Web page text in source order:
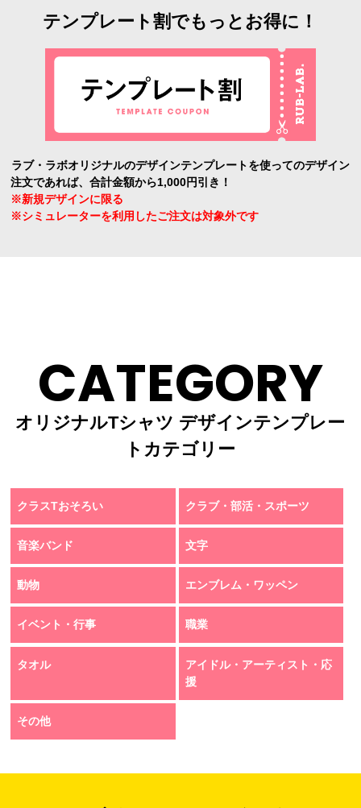
テンプレート割でもっとお得に！
ラブ・ラボオリジナルのデザインテンプレートを使ってのデザイン
注文であれば、合計金額から1,000円引き！
※新規デザインに限る
※シミュレーターを利用したご注文は対象外です
CATEGORY
オリジナルTシャツ デザインテンプレー
トカテゴリー
クラスTおそろい クラブ・部活・スポーツ
音楽バンド 文字
動物 エンブレム・ワッペン
イベント・行事 職業
タオル
アイドル・アーティスト・応
援
その他